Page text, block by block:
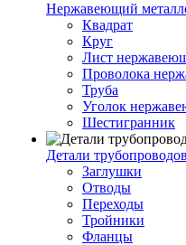
Нержавеющий
Квадрат
Круг
Лист
Проволока
Труба
Уголок
Шестигранник
Детали трубопроводов
Заглушки
Отводы
Переходы
Тройники
Фланцы